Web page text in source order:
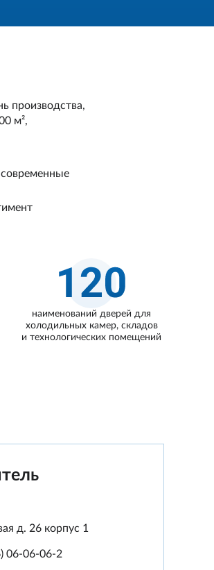
производства,
м²,
наименований дверей для
холодильных камер, складов
и технологических помещений
д. 26 корпус 1
06-06-06-2